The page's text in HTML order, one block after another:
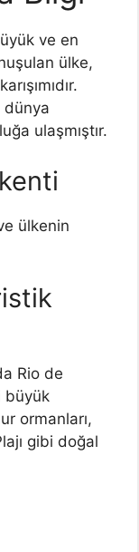
ve en
ülke,
dünya
ulaşmıştır.
ülkenin
Rio de
büyük
ormanları,
gibi doğal